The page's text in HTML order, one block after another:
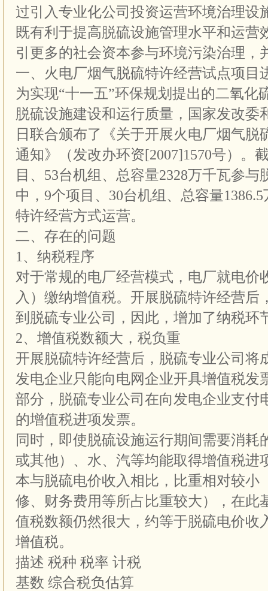
过引入专业化公司投资运营环境治理设
既有利于提高脱硫设施管理水平和运营
引更多的社会资本参与环境污染治理，
一、火电厂烟气脱硫特许经营试点项目
为实现“十一五”环保规划提出的二氧化
脱硫设施建设和运行质量，国家发改委
日联合颁布了《关于开展火电厂烟气脱
通知》（发改办环资[2007]1570号）。
目、53台机组、总容量2328万千瓦参
中，9个项目、30台机组、总容量
特许经营方式运营。
二、存在的问题
1、纳税程序
对于常规的电厂经营模式，电厂就电价
入）缴纳增值税。开展脱硫特许经营后
到脱硫专业公司，因此，增加了纳税环
2、增值税数额大，税负重
开展脱硫特许经营后，脱硫专业公司将
发电企业只能向电网企业开具增值税发
部分，脱硫专业公司在向发电企业支付
的增值税进项发票。
同时，即使脱硫设施运行期间需要消耗
或其他）、水、汽等均能取得增值税进
本与脱硫电价收入相比，比重相对较小
修、财务费用等所占比重较大），在此
值税数额仍然很大，约等于脱硫电价收
增值税。
描述 税种 税率 计税
基数 综合税负估算